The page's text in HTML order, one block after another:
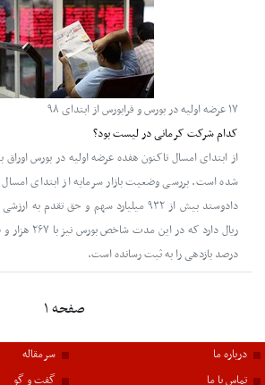
۱۷ عرضه اولیه در بورس و فرابورس از ابتدای ۹۸
کدام شرکت کرمانی در لیست بود؟
از ابتدای امسال تاکنون هفده عرضه اولیه در بورس اوراق
شده است. بررسی وضعیت بازار سرمایه از ابتدای
درصد بازدهی را به ثبت رسانده است.
صفحه ۱
درباره ما
تماس با ما
سرمقاله
گفت و گو